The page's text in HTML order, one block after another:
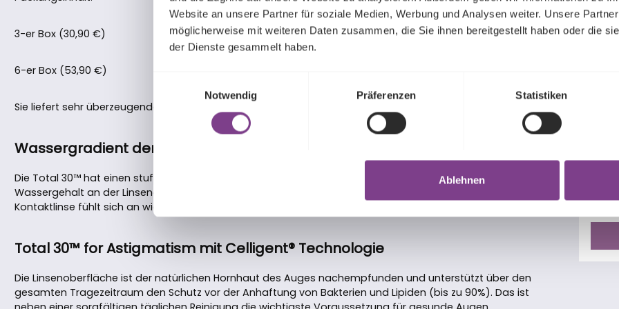
Website an unsere Partner für soziale Medien, Werbung und Analysen weiter. Unsere
möglicherweise mit weiteren Daten zusammen, die Sie ihnen bereitgestellt haben oder die
der Dienste gesammelt haben.
Notwendig
Präferenzen Statistiken
Ablehnen
3-er Box (30,90 €)
6-er Box (53,90 €)
Sie liefert sehr überzeugende Argumente:
Wassergradient der Total 30™ for Astigmatism
Die Total 30™ hat einen stufenlosen Übergang von 55% Wassergehalt im Kern bis nahezu 100%
Wassergehalt an der Linsenoberfläche. Die Sauerstoffdurchlässigkeit ist dadurch besonders hoch. Die
Kontaktlinse fühlt sich an wie ein sanftes Feuchtigkeitskissen.
Total 30™ for Astigmatism mit Celligent® Technologie
Die Linsenoberfläche ist der natürlichen Hornhaut des Auges nachempfunden und unterstützt über den
gesamten Tragezeitraum den Schutz vor der Anhaftung von Bakterien und Lipiden (bis zu 90%). Das ist